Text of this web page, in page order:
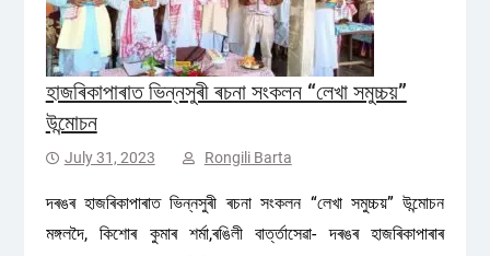
হাজৰিকাপাৰাত ভিন্নসুৰী ৰচনা সংকলন “লেখা সমুচ্চয়”
উন্মোচন
July 31, 2023 Rongili Barta
দৰঙৰ হাজৰিকাপাৰাত ভিন্নসুৰী ৰচনা সংকলন “লেখা সমুচ্চয়” উন্মোচন
মঙ্গলদৈ, কিশোৰ কুমাৰ শৰ্মা,ৰঙিলী বাৰ্ত্তাসেৱা- দৰঙৰ হাজৰিকাপাৰাৰ